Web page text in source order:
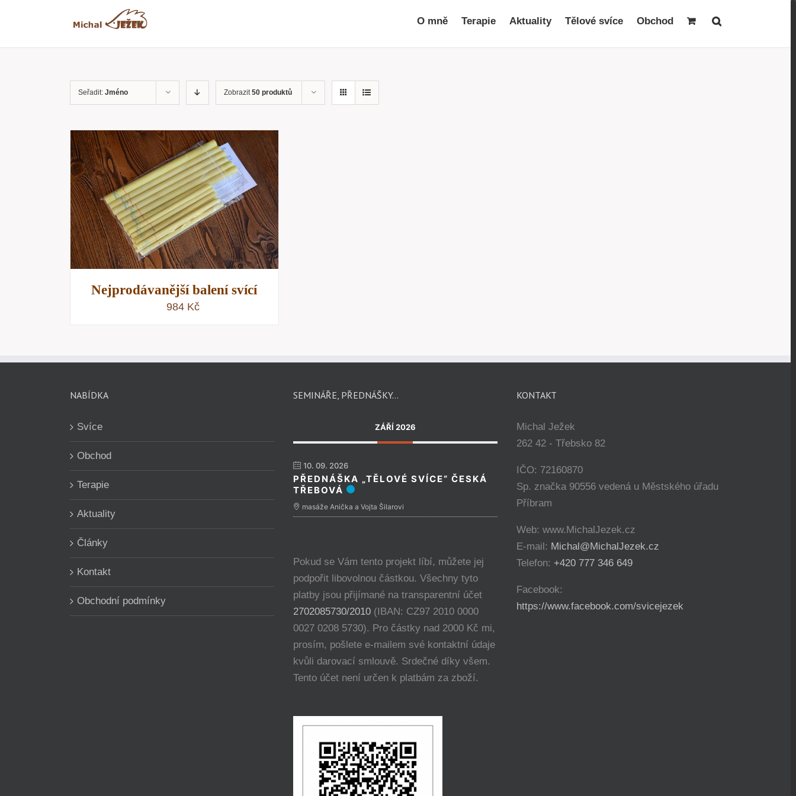
O mně Terapie Aktuality Tělové svíce Obchod
Seřadit: Jméno Zobrazit50 produktů
Nejprodávanější balení svící
984 Kč
NABÍDKA
Svíce
Obchod
Terapie
Aktuality
Články
Kontakt
Obchodní podmínky
SEMINÁŘE, PŘEDNÁŠKY…
ZÁŘÍ 2026
10. 09. 2026
PŘEDNÁŠKA „TĚLOVÉ SVÍCE“ ČESKÁ
TŘEBOVÁ
masáže Anička a Vojta Šilarovi
Pokud se Vám tento projekt líbí, můžete jej
podpořit libovolnou částkou. Všechny tyto
platby jsou přijímané na transparentní účet
2702085730/2010(IBAN: CZ97 2010 0000
0027 0208 5730). Pro částky nad 2000 Kč mi,
prosím, pošlete e-mailem své kontaktní údaje
kvůli darovací smlouvě. Srdečné díky všem.
Tento účet není určen k platbám za zboží.
KONTAKT
Michal Ježek
262 42 - Třebsko 82
IČO: 72160870
Sp. značka 90556 vedená u Městského úřadu
Příbram
Web: www.MichalJezek.cz
E-mail: Michal@MichalJezek.cz
Telefon: +420 777 346 649
Facebook:
https://www.facebook.com/svicejezek